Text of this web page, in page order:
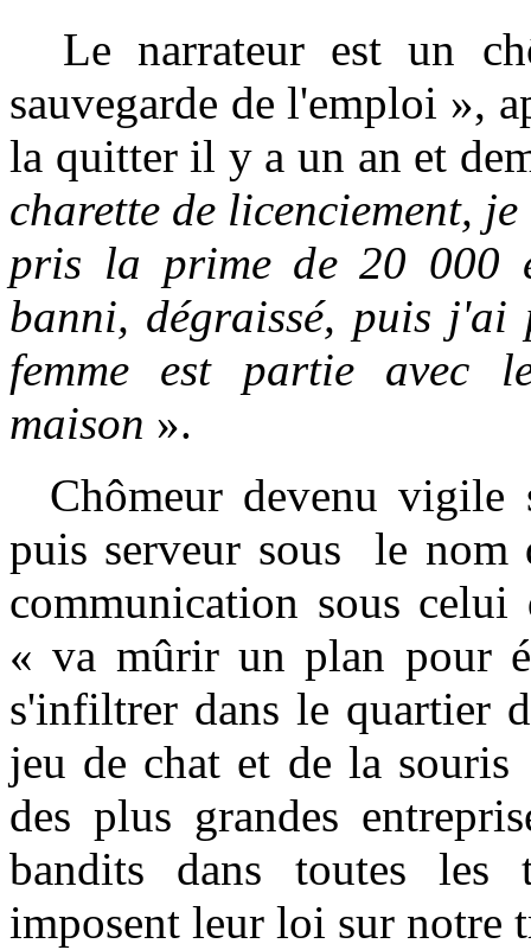
Le narrateur est un
sauvegarde de l'emploi »,
la quitter il y a un an et
charette de licenciement,
pris la prime de 20 000
banni, dégraissé, puis j'ai
femme est partie avec
maison ».
Chômeur devenu vigile
puis serveur sous le nom
communication sous
« va mûrir un plan pour
s'infiltrer dans le quartier
jeu de chat et de la
des plus grandes
bandits dans toutes les
imposent leur loi sur notre